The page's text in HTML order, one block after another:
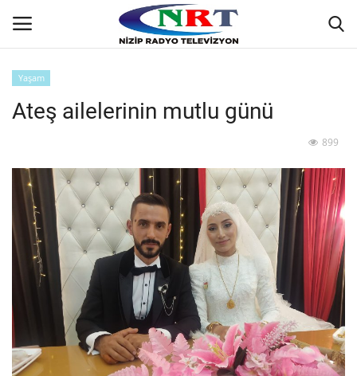
Ana
Asayiş
Siyaset
Ekonomi
Yaşam
Spor
Yaşam
Ateş ailelerinin mutlu günü
899